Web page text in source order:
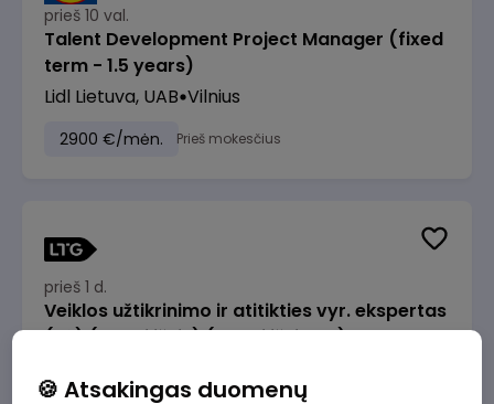
prieš 10 val.
Talent Development Project Manager (fixed
term - 1.5 years)
Lidl Lietuva, UAB Vilnius
2900 €/mėn. Prieš mokesčius
prieš 1 d.
Veiklos užtikrinimo ir atitikties vyr. ekspertas
(-ė) (Radviliškis) (Radviliškis, LT)
🍪 Atsakingas duomenų